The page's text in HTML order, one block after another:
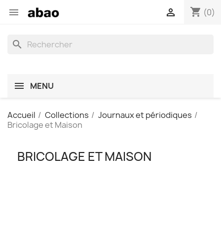
 shopping_cart (0)

search
MENU
Accueil Collections
Journaux et périodiques
Bricolage et Maison
BRICOLAGE ET MAISON